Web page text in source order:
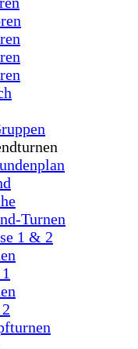
Turnen
1 & 2